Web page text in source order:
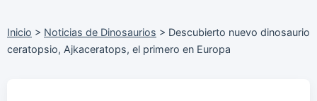
Inicio > Noticias de Dinosaurios > Descubierto nuevo dinosaurio
ceratopsio, Ajkaceratops, el primero en Europa